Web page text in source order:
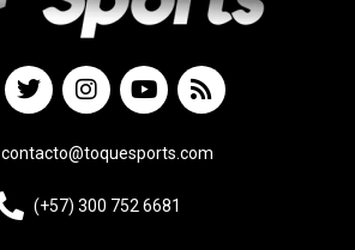
contacto@toquesports.com
(+57) 300 752 6681